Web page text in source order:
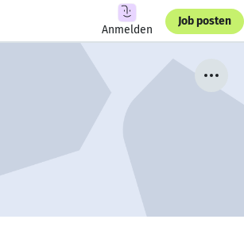
Anmelden
Job posten